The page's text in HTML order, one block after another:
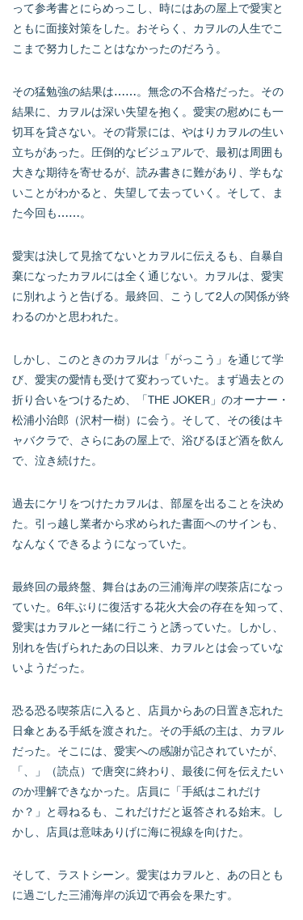
って参考書とにらめっこし、時にはあの屋上で愛実と
ともに面接対策をした。おそらく、カヲルの人生でこ
こまで努力したことはなかったのだろう。
その猛勉強の結果は……。無念の不合格だった。その
結果に、カヲルは深い失望を抱く。愛実の慰めにも一
切耳を貸さない。その背景には、やはりカヲルの生い
立ちがあった。圧倒的なビジュアルで、最初は周囲も
大きな期待を寄せるが、読み書きに難があり、学もな
いことがわかると、失望して去っていく。そして、ま
た今回も……。
愛実は決して見捨てないとカヲルに伝えるも、自暴自
棄になったカヲルには全く通じない。カヲルは、愛実
に別れようと告げる。最終回、こうして2人の関係が終
わるのかと思われた。
しかし、このときのカヲルは「がっこう」を通じて学
び、愛実の愛情も受けて変わっていた。まず過去との
折り合いをつけるため、「THE JOKER」のオーナー・
松浦小治郎（沢村一樹）に会う。そして、その後はキ
ャバクラで、さらにあの屋上で、浴びるほど酒を飲ん
で、泣き続けた。
過去にケリをつけたカヲルは、部屋を出ることを決め
た。引っ越し業者から求められた書面へのサインも、
なんなくできるようになっていた。
最終回の最終盤、舞台はあの三浦海岸の喫茶店になっ
ていた。6年ぶりに復活する花火大会の存在を知って、
愛実はカヲルと一緒に行こうと誘っていた。しかし、
別れを告げられたあの日以来、カヲルとは会っていな
いようだった。
恐る恐る喫茶店に入ると、店員からあの日置き忘れた
日傘とある手紙を渡された。その手紙の主は、カヲル
だった。そこには、愛実への感謝が記されていたが、
「、」（読点）で唐突に終わり、最後に何を伝えたい
のか理解できなかった。店員に「手紙はこれだけ
か？」と尋ねるも、これだけだと返答される始末。し
かし、店員は意味ありげに海に視線を向けた。
そして、ラストシーン。愛実はカヲルと、あの日とも
に過ごした三浦海岸の浜辺で再会を果たす。